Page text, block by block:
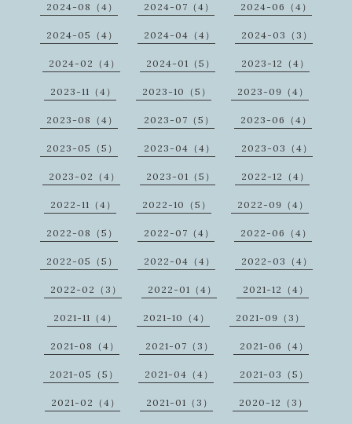
2024-08（4） 2024-07（4） 2024-06（4）
2024-05（4） 2024-04（4） 2024-03（3）
2024-02（4） 2024-01（5） 2023-12（4）
2023-11（4） 2023-10（5） 2023-09（4）
2023-08（4） 2023-07（5） 2023-06（4）
2023-05（5） 2023-04（4） 2023-03（4）
2023-02（4） 2023-01（5） 2022-12（4）
2022-11（4） 2022-10（5） 2022-09（4）
2022-08（5） 2022-07（4） 2022-06（4）
2022-05（5） 2022-04（4） 2022-03（4）
2022-02（3） 2022-01（4） 2021-12（4）
2021-11（4） 2021-10（4） 2021-09（3）
2021-08（4） 2021-07（3） 2021-06（4）
2021-05（5） 2021-04（4） 2021-03（5）
2021-02（4） 2021-01（3） 2020-12（3）